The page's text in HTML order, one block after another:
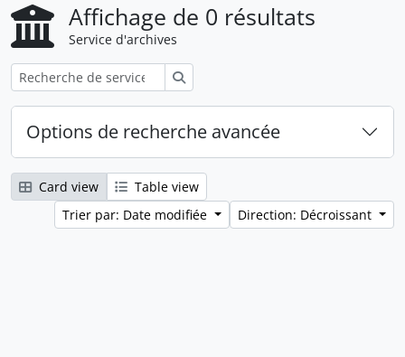
Affichage de 0 résultats
Service d'archives
Options de recherche avancée
Card view
Table view
Trier par: Date modifiée
Direction: Décroissant